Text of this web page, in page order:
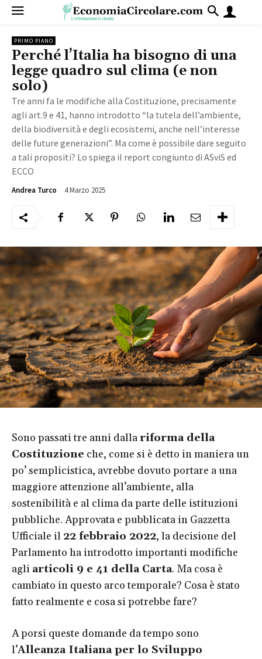
PRIMO PIANO
Perché l’Italia ha bisogno di una
legge quadro sul clima (e non
solo)
Tre anni fa le modifiche alla Costituzione, precisamente
agli art.9 e 41, hanno introdotto “la tutela dell’ambiente,
della biodiversità e degli ecosistemi, anche nell’interesse
delle future generazioni”. Ma come è possibile dare seguito
a tali propositi? Lo spiega il report congiunto di ASviS ed
ECCO
Andrea Turco 4 Marzo 2025
Sono passati tre anni dallariforma della
Costituzione che, come si è detto in maniera un
po’ semplicistica, avrebbe dovuto portare a una
maggiore attenzione all’ambiente, alla
sostenibilità e al clima da parte delle istituzioni
pubbliche. Approvata e pubblicata in Gazzetta
Ufficiale il 22 febbraio 2022, la decisione del
Parlamento ha introdotto importanti modifiche
agli articoli 9 e 41 della Carta. Ma cosa è
cambiato in questo arco temporale? Cosa è stato
fatto realmente e cosa si potrebbe fare?
A porsi queste domande da tempo sono
l’Alleanza Italiana per lo Sviluppo